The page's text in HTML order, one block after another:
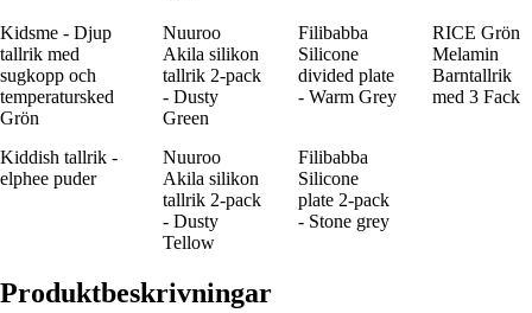
Kidsme - Djup
tallrik med
sugkopp och
temperatursked
Grön
Nuuroo
Akila silikon
tallrik 2-pack
- Dusty
Green
Filibabba
Silicone
divided plate
- Warm Grey
RICE Grön
Melamin
Barn­tallrik
med 3 Fack
Kiddish tallrik -
elphee puder
Nuuroo
Akila silikon
tallrik 2-pack
- Dusty
Tellow
Filibabba
Silicone
plate 2-pack
- Stone grey
Produktbeskrivningar